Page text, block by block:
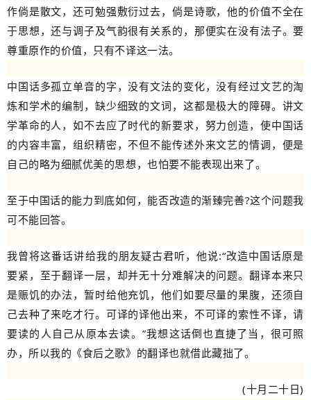
作倘是散文，还可勉强敷衍过去，倘是诗歌，他的价值不全在
于思想，还与调子及气韵很有关系的，那便实在没有法子。要
尊重原作的价值，只有不译这一法。
中国话多孤立单音的字，没有文法的变化，没有经过文艺的淘
炼和学术的编制，缺少细致的文词，这都是极大的障碍。讲文
学革命的人，如不去应了时代的新要求，努力创造，使中国话
的内容丰富，组织精密，不但不能传述外来文艺的情调，便是
自己的略为细腻优美的思想，也怕要不能表现出来了。
至于中国话的能力到底如何，能否改造的渐臻完善?这个问题我
可不能回答。
我曾将这番话讲给我的朋友疑古君听，他说:“改造中国话原是
要紧，至于翻译一层，却并无十分难解决的问题。翻译本来只
是赈饥的办法，暂时给他充饥，他们如要尽量的果腹，还须自
己去种了来吃才行。可译的译他出来，不可译的索性不译，请
要读的人自己从原本去读。”我想这话倒也直捷了当，很可照
办，所以我的《食后之歌》的翻译也就借此藏拙了。
(十月二十日)